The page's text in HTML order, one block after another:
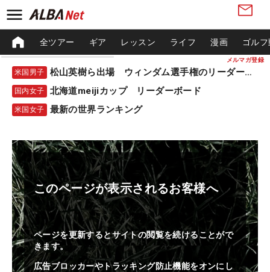
メルマガ登録
全ツアー ギア レッスン ライフ 漫画 ゴル
米国男子 松山英樹ら出場 ウィンダム選手権のリーダーボード
国内女子 北海道meijiカップ リーダーボード
米国女子 最新の世界ランキング
このページが表示されるお客様へ
ページを更新するとサイトの閲覧を続けることがで
きます。
広告ブロッカーやトラッキング防止機能をオンにし